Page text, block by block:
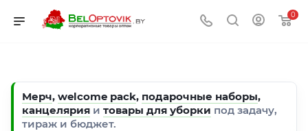
0
Мерч, welcome pack, подарочные наборы,
канцелярия и товары для уборки под задачу,
тираж и бюджет.